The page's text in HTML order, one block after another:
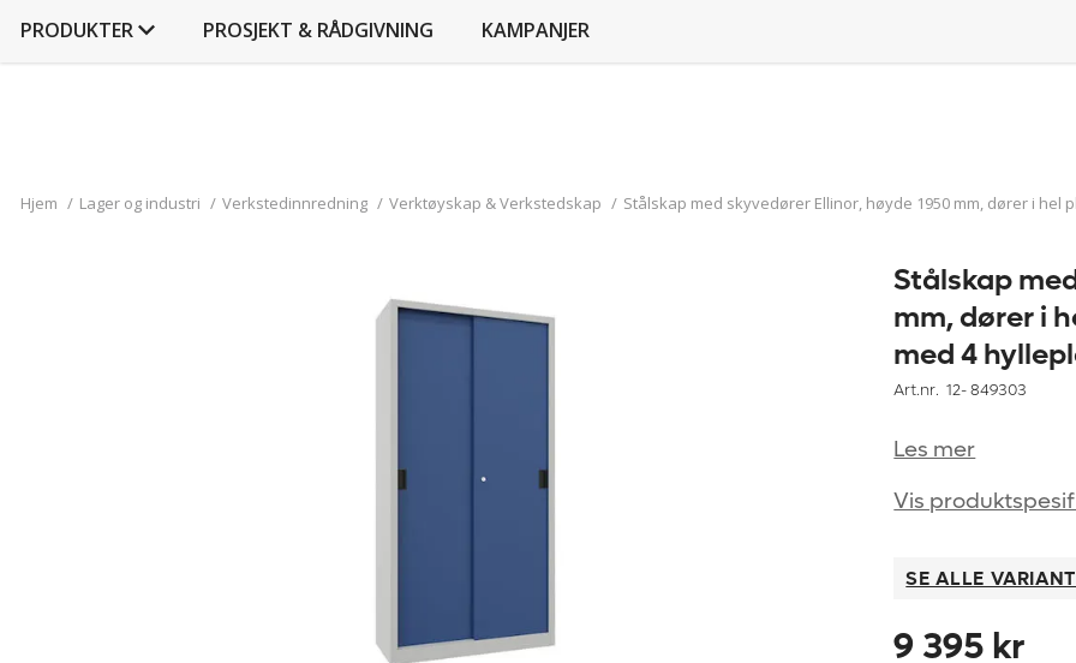
PRODUKTER PROSJEKT & RÅDGIVNING KAMPANJER
Hjem / Lager og industri / Verkstedinnredning / Verktøyskap & Verkstedskap / Stålskap med skyvedører Ellinor, høyde 1950 mm, dører i hel
Stålskap
mm, dører i
med 4
Art.nr. 12-849303
Les mer
Vis
SE ALLE
9 395 kr